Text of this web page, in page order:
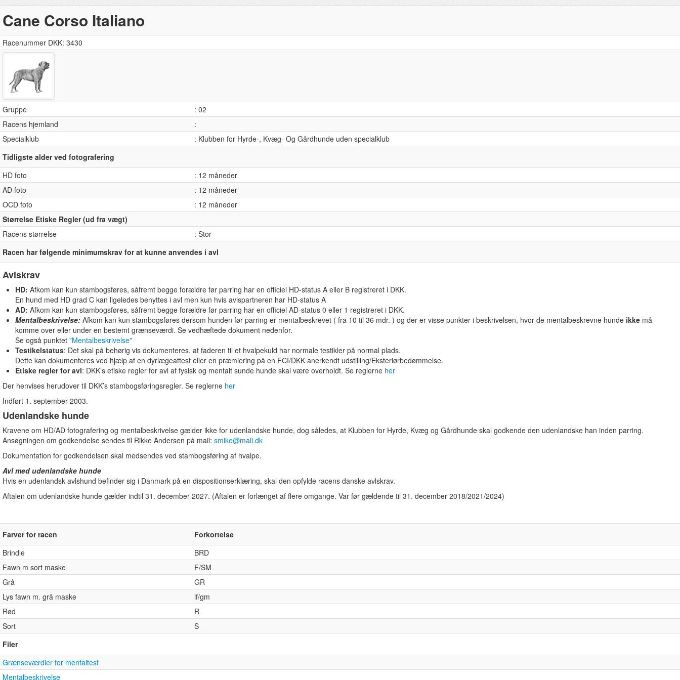
Cane Corso Italiano
Racenummer DKK: 3430
Gruppe
: 02
Racens hjemland
:
Specialklub
: Klubben for Hyrde-, Kvæg- Og Gårdhunde uden specialklub
Tidligste alder ved fotografering
HD foto
: 12 måneder
AD foto
: 12 måneder
OCD foto
: 12 måneder
Størrelse Etiske Regler (ud fra vægt)
Racens størrelse
: Stor
Racen har følgende minimumskrav for at kunne anvendes i avl
Avlskrav
HD: Afkom kan kun stambogsføres, såfremt begge forældre før parring har en officiel HD-status A eller B registreret i DKK.
En hund med HD grad C kan ligeledes benyttes i avl men kun hvis avlspartneren har HD-status A
AD: Afkom kan kun stambogsføres, såfremt begge forældre før parring har en officiel AD-status 0 eller 1 registreret i DKK.
Mentalbeskrivelse: Afkom kan kun stambogsføres dersom hunden før parring er mentalbeskrevet ( fra 10 til 36 mdr. ) og der er visse punkter i beskrivelsen, hvor de mentalbeskrevne hunde ikke må
komme over eller under en bestemt grænseværdi. Se vedhæftede dokument nedenfor.
Se også punktet "Mentalbeskrivelse"
Testikelstatus: Det skal på behørig vis dokumenteres, at faderen til et hvalpekuld har normale testikler på normal plads.
Dette kan dokumenteres ved hjælp af en dyrlægeattest eller en præmiering på en FCI/DKK anerkendt udstilling/Eksteriørbedømmelse.
Etiske regler for avl: DKK’s etiske regler for avl af fysisk og mentalt sunde hunde skal være overholdt. Se reglerne her
Der henvises herudover til DKK’s stambogsføringsregler. Se reglerne her
Indført 1. september 2003.
Udenlandske hunde
Kravene om HD/AD fotografering og mentalbeskrivelse gælder ikke for udenlandske hunde, dog således, at Klubben for Hyrde, Kvæg og Gårdhunde skal godkende den udenlandske han inden parring.
Ansøgningen om godkendelse sendes til Rikke Andersen på mail: smike@mail.dk
Dokumentation for godkendelsen skal medsendes ved stambogsføring af hvalpe.
Avl med udenlandske hunde
Hvis en udenlandsk avlshund befinder sig i Danmark på en dispositionserklæring, skal den opfylde racens danske avlskrav.
Aftalen om udenlandske hunde gælder indtil 31. december 2027. (Aftalen er forlænget af flere omgange. Var før gældende til 31. december 2018/2021/2024)
Farver for racen
Forkortelse
Brindle
BRD
Fawn m sort maske
F/SM
Grå
GR
Lys fawn m. grå maske
lf/gm
Rød
R
Sort
S
Filer
Grænseværdier for mentaltest
Mentalbeskrivelse